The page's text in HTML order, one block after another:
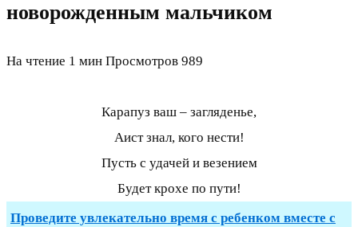
новорожденным мальчиком
На чтение 1 мин Просмотров 989
Карапуз ваш – загляденье,
Аист знал, кого нести!
Пусть с удачей и везением
Будет крохе по пути!
Проведите увлекательно время с ребенком вместе с